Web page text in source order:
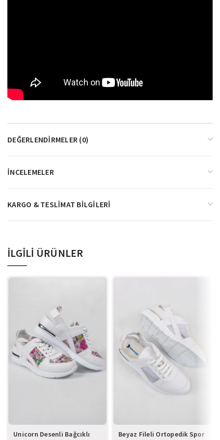
DEĞERLENDIRMELER (0)
İNCELEMELER
KARGO & TESLIMAT BILGILERI
İLGILI ÜRÜNLER
Unicorn Desenli Bağcıklı
Beyaz Fileli Ortopedik Spor